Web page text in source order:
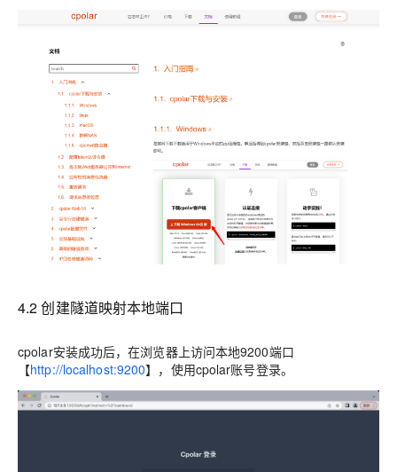
4.2 创建隧道映射本地端口
cpolar安装成功后，在浏览器上访问本地9200端口
【http://localhost:9200】，使用cpolar账号登录。